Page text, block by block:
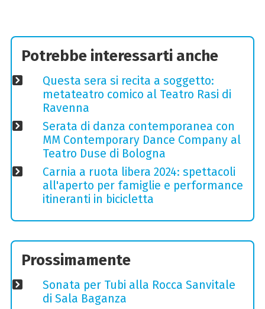
Potrebbe interessarti anche
Questa sera si recita a soggetto:
metateatro comico al Teatro Rasi di
Ravenna
Serata di danza contemporanea con
MM Contemporary Dance Company al
Teatro Duse di Bologna
Carnia a ruota libera 2024: spettacoli
all'aperto per famiglie e performance
itineranti in bicicletta
Prossimamente
Sonata per Tubi alla Rocca Sanvitale
di Sala Baganza